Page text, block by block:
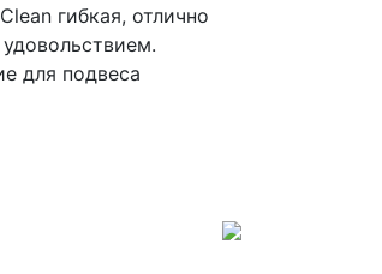
гибкая, отлично
для подвеса